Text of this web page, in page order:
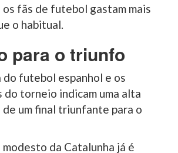
fãs de futebol gastam mais
o habitual.
para o triunfo
futebol espanhol e os
do torneio indicam uma alta
um final triunfante para o
da Catalunha já é